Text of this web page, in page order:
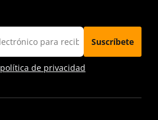
política de privacidad